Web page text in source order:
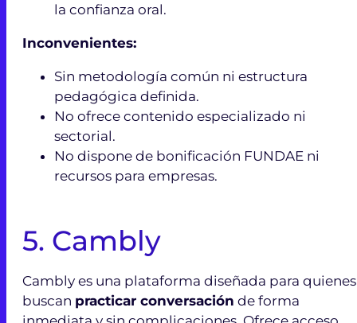
la confianza oral.
Inconvenientes:
Sin metodología común ni estructura
pedagógica definida.
No ofrece contenido especializado ni
sectorial.
No dispone de bonificación FUNDAE ni
recursos para empresas.
5. Cambly
Cambly es una plataforma diseñada para quienes
buscan practicar conversación de forma